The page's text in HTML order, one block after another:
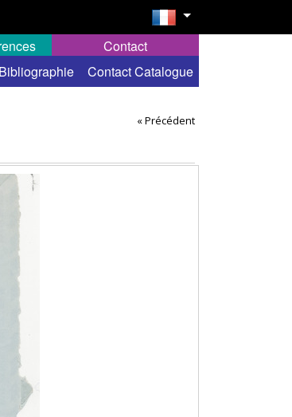
Bibliographie Contact Catalogue
Contact
« Précédent